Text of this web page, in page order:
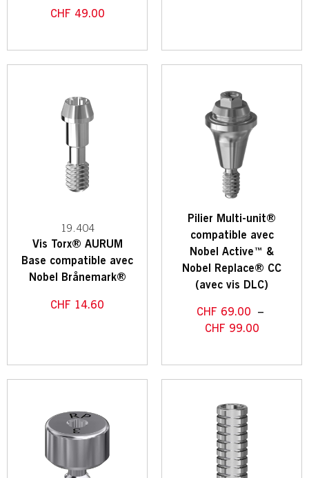
CHF 49.00
19.404
Vis Torx® AURUM
Base compatible avec
Nobel Brånemark®
CHF 14.60
Pilier Multi-unit®
compatible avec
Nobel Active™ &
Nobel Replace® CC
(avec vis DLC)
CHF 69.00 –
CHF 99.00